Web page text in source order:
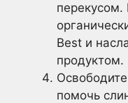
перекусом.
Best и
продуктом.
помочь